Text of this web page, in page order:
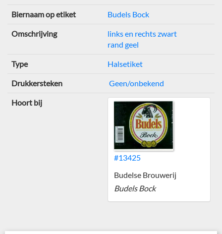
Biernaam op etiket Budels Bock
Omschrijving
links en rechts zwart
rand geel
Type Halsetiket
Drukkersteken Geen/onbekend
Hoort bij
#13425
Budelse Brouwerij
Budels Bock